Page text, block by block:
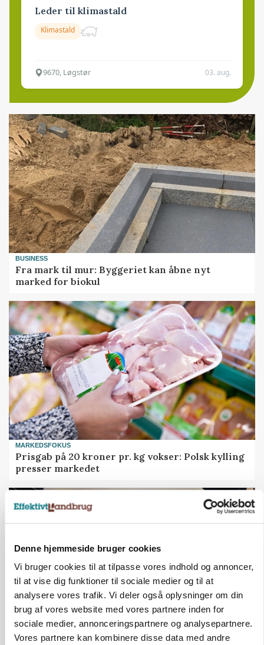
Denne hjemmeside bruger cookies
Vi bruger cookies til at tilpasse vores indhold og annoncer,
til at vise dig funktioner til sociale medier og til at
analysere vores trafik. Vi deler også oplysninger om din
brug af vores website med vores partnere inden for
sociale medier, annonceringspartnere og analysepartnere.
Vores partnere kan kombinere disse data med andre
Leder til klimastald
Klimastald
9670, Løgstør 03. aug.
BUSINESS
Fra mark til mur: Byggeriet kan åbne nyt
marked for biokul
MARKEDSFOKUS
Prisgab på 20 kroner pr. kg vokser: Polsk kylling
presser markedet